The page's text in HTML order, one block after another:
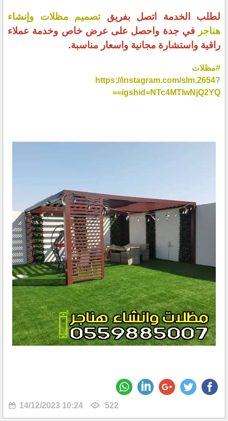
لطلب الخدمة اتصل بفريقتصميم مظلات وإنشاء
هناجر في جدة واحصل على عرض خاص وخدمة عملاء
راقية واستشارة مجانية واسعار مناسبة.
#مظلات
https://instagram.com/slm.2654?
igshid=NTc4MTIwNjQ2YQ==
14/12/2023 10:24 522